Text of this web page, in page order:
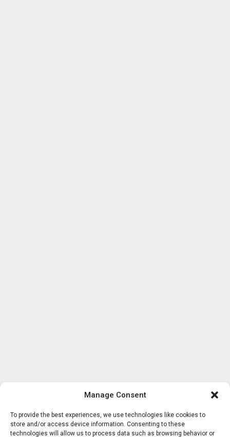
Manage Consent
To provide the best experiences, we use technologies like cookies to
store and/or access device information. Consenting to these
technologies will allow us to process data such as browsing behavior or